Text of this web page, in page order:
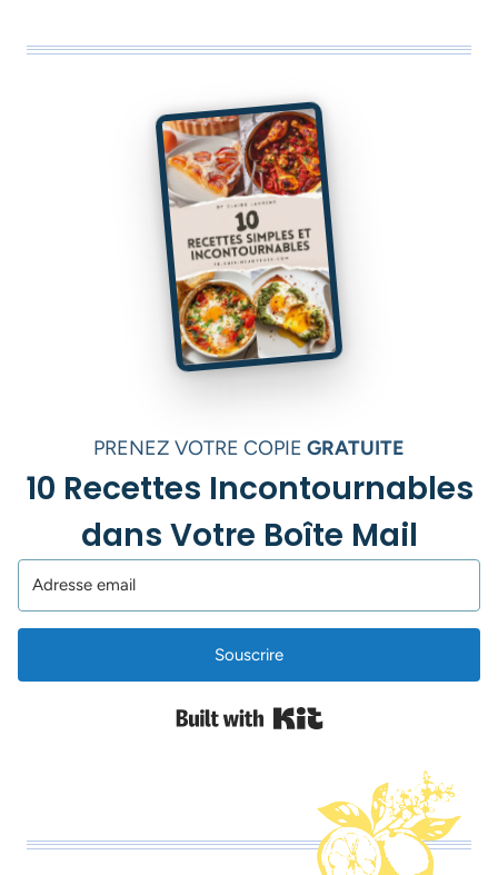
PRENEZ VOTRE COPIE GRATUITE
10 Recettes Incontournables
dans Votre Boîte Mail
Souscrire
Built with Kit